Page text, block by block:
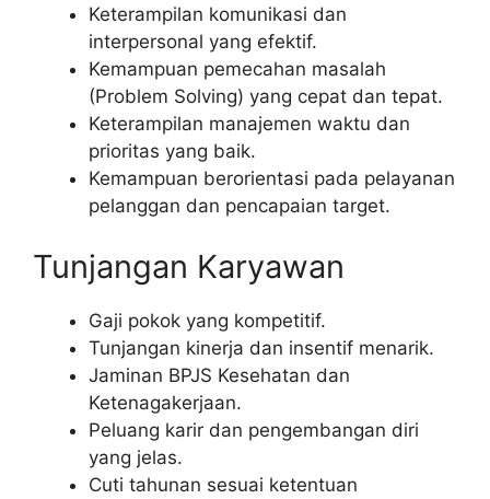
Keterampilan komunikasi dan
interpersonal yang efektif.
Kemampuan pemecahan masalah
(Problem Solving) yang cepat dan tepat.
Keterampilan manajemen waktu dan
prioritas yang baik.
Kemampuan berorientasi pada pelayanan
pelanggan dan pencapaian target.
Tunjangan Karyawan
Gaji pokok yang kompetitif.
Tunjangan kinerja dan insentif menarik.
Jaminan BPJS Kesehatan dan
Ketenagakerjaan.
Peluang karir dan pengembangan diri
yang jelas.
Cuti tahunan sesuai ketentuan